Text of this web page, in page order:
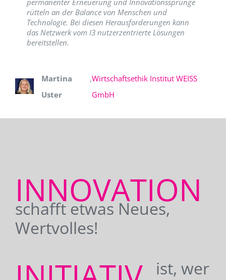
permanenter Erneuerung und Innovationssprünge
rütteln an der Balance von Menschen und
Technologie. Bei diesen Herausforderungen kann
das Netzwerk vom I3 nutzerzentrierte Lösungen
bereitstellen.
Martina
Uster
,Wirtschaftsethik Institut WEISS
GmbH
INNOVATION
schafft etwas Neues,
Wertvolles!
ist, wer